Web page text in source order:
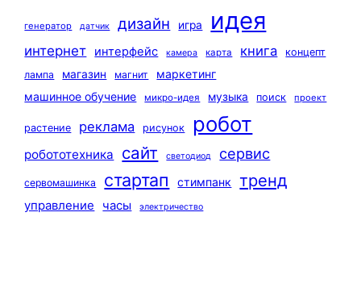
генератор датчик дизайн игра идея
интернет интерфейс камера карта книга
концепт
лампа
магазин магнит
маркетинг
машинное обучение
микро-идея музыка поиск проект
растение реклама рисунок робот
робототехника сайт светодиод сервис
сервомашинка стартап стимпанк тренд
управление часы электричество